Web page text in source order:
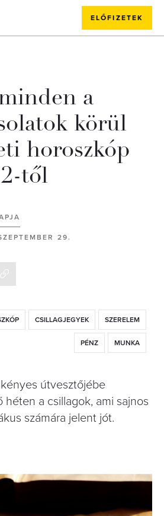
ELŐFIZETEK
a
körül
horoszkóp
től
29.
CSILLAGJEGYEK SZERELEM
PÉNZ MUNKA
útvesztőjébe
héten a csillagok, ami sajnos
számára jelent jót.